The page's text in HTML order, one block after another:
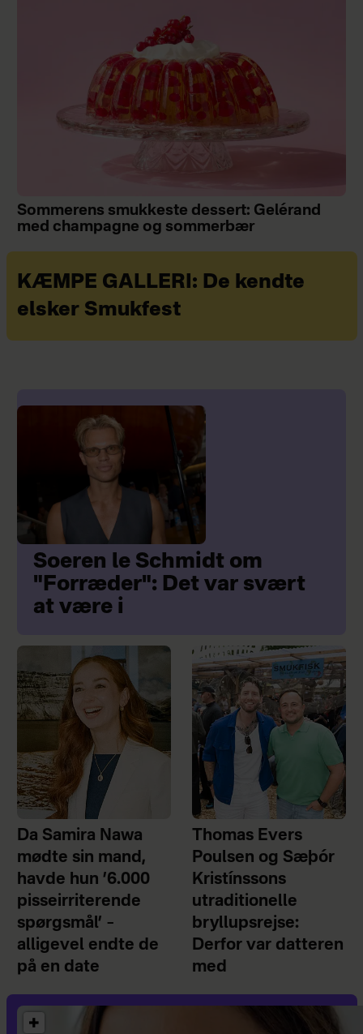
Sommerens smukkeste dessert: Gelérand
med champagne og sommerbær
KÆMPE GALLERI: De kendte
elsker Smukfest
Soeren le Schmidt om
"Forræder": Det var svært
at være i
Da Samira Nawa
mødte sin mand,
havde hun ’6.000
pisseirriterende
spørgsmål’ –
alligevel endte de
på en date
Thomas Evers
Poulsen og Sæþór
Kristínssons
utraditionelle
bryllupsrejse:
Derfor var datteren
med